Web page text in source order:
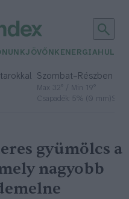
JÖVŐNK ENERGIA
Szombat– Részben
Max 32° / Min 19°
Csapadék: 5% (0 mm)
gyümölcs a
nagyobb